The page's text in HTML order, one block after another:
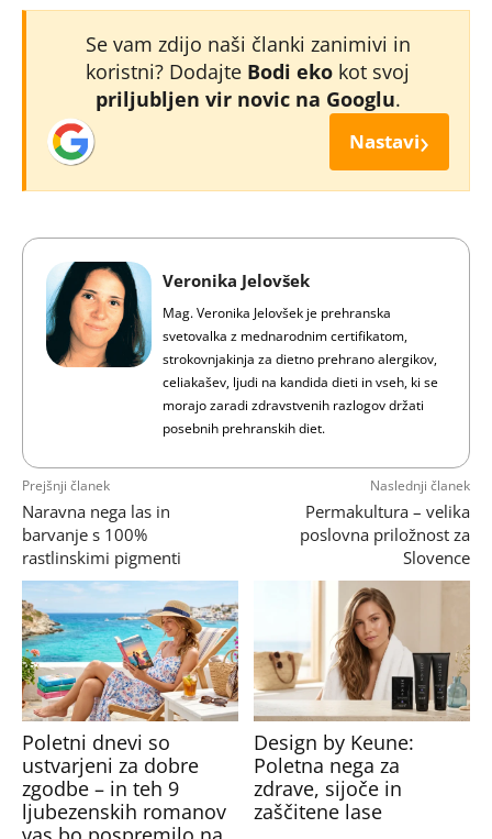
Se vam zdijo naši članki zanimivi in
koristni? Dodajte Bodi eko kot svoj
priljubljen vir novic na Googlu.
Nastavi›
Veronika Jelovšek
Mag. Veronika Jelovšek je prehranska
svetovalka z mednarodnim certifikatom,
strokovnjakinja za dietno prehrano alergikov,
celiakašev, ljudi na kandida dieti in vseh, ki se
morajo zaradi zdravstvenih razlogov držati
posebnih prehranskih diet.
Prejšnji članek
Naravna nega las in
barvanje s 100%
rastlinskimi pigmenti
Naslednji članek
Permakultura – velika
poslovna priložnost za
Slovence
Poletni dnevi so
ustvarjeni za dobre
zgodbe – in teh 9
ljubezenskih romanov
Design by Keune:
Poletna nega za
zdrave, sijoče in
zaščitene lase